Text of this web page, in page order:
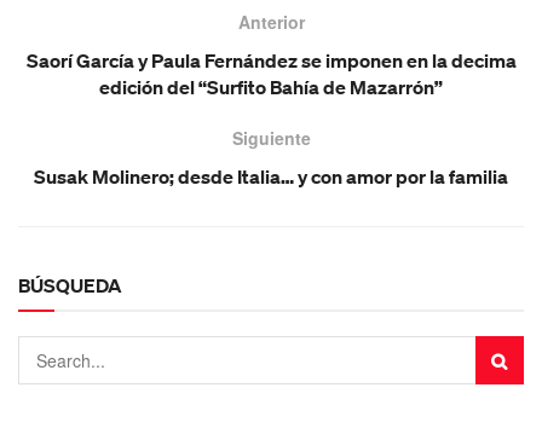
Anterior
Saorí García y Paula Fernández se imponen en la decima
edición del “Surfito Bahía de Mazarrón”
Siguiente
Susak Molinero; desde Italia… y con amor por la familia
BÚSQUEDA